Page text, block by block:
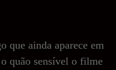
que ainda aparece em
quão sensível o filme